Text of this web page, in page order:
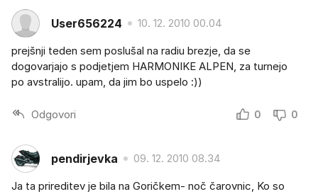
User656224 10. 12. 2010 00.04
prejšnji teden sem poslušal na radiu brezje, da se
dogovarjajo s podjetjem HARMONIKE ALPEN, za turnejo
po avstralijo. upam, da jim bo uspelo :))
Odgovori 0 0
pendirjevka 09. 12. 2010 08.34
Ja ta prireditev je bila na Goričkem- noč čarovnic, Ko so